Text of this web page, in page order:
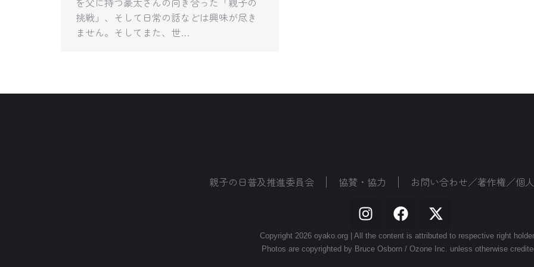
挑戦」、そして日常の話などは興味が尽き
ません。そしてまた、世…
親子の日普及推進委員会 協賛・協力 お問い合わせ／著作権／個
Copyright 2026 oyako.org | All the content is attributed to respective right
Photos are copyrighted by Bruce Osborn / Ozone Inc. unless otherwise